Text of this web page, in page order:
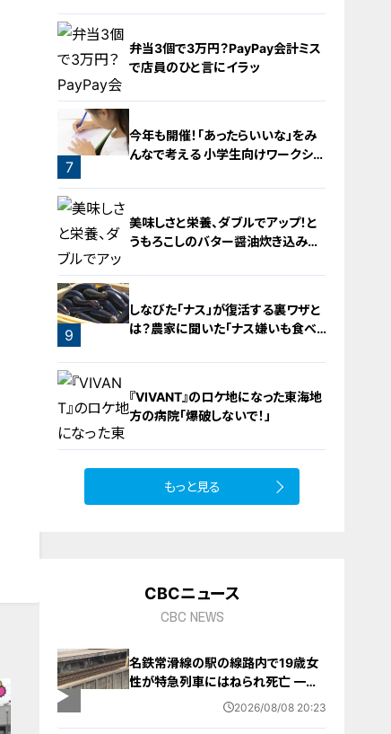
6
弁当3個で3万円？PayPay会計ミス
で店員のひと言にイラッ
7
今年も開催！「あったらいいな」をみ
んなで考える 小学生向けワークショ
8
美味しさと栄養、ダブルでアップ！と
うもろこしのバター醤油炊き込みご
9
しなびた「ナス」が復活する裏ワザと
は？農家に聞いた「ナス嫌いも食べ
『VIVANT』のロケ地になった東海地
方の病院「爆破しないで！」
もっと見る
CBCニュース
CBC NEWS
名鉄常滑線の駅の線路内で19歳女
性が特急列車にはねられ死亡 一部
区間で一時運転見合わせに お盆休
2026/08/08 20:23